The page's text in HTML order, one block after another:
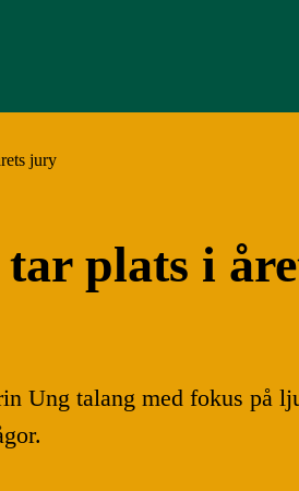
jury
plats i
Ung talang med fokus på